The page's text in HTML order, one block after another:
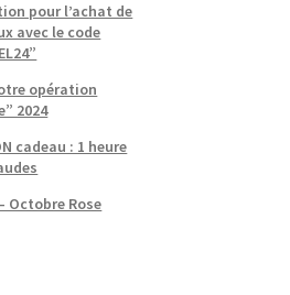
pour l’achat de
avec le code
opération
2024
cadeau : 1 heure
Octobre Rose